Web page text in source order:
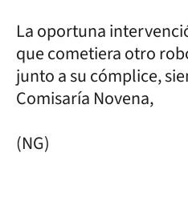
La oportuna
que cometiera otro
junto a su cómplice,
Comisaría Novena,
(NG)